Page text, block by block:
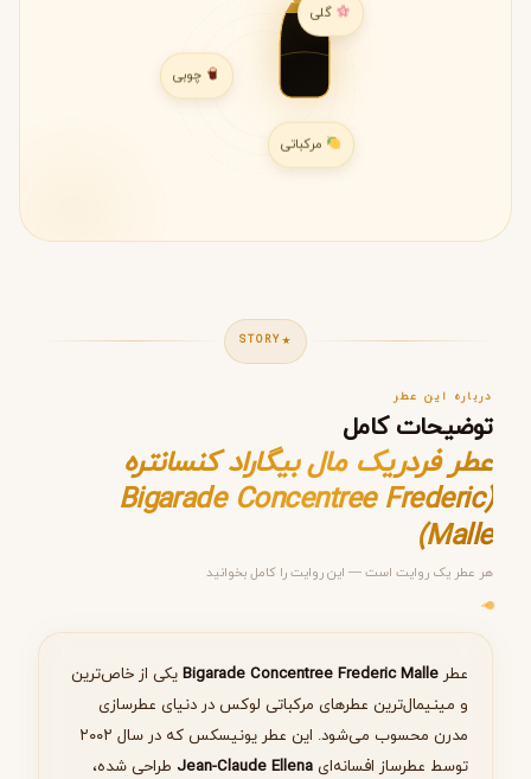
گلی
چوبی
مرکباتی
انتخاب عطر مناسب
بعدی
STORY
درباره این عطر
توضیحات کامل
عطر فردریک مال بیگاراد کنسانتره
(Bigarade Concentree Frederic
Malle)
هر عطر یک روایت است — این روایت را کامل بخوانید
عطر Bigarade Concentree Frederic Malleیکی از خاص‌ترین
و مینیمال‌ترین عطرهای مرکباتی لوکس در دنیای عطرسازی
مدرن محسوب می‌شود. این عطر یونیسکس که در سال ۲۰۰۲
توسط عطرساز افسانه‌ای Jean-Claude Ellena طراحی شده،